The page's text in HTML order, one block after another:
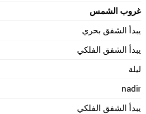
غروب الشمس
يبدأ الشفق بحري
يبدأ الشفق الفلكي
ليلة
nadir
يبدأ الشفق الفلكي